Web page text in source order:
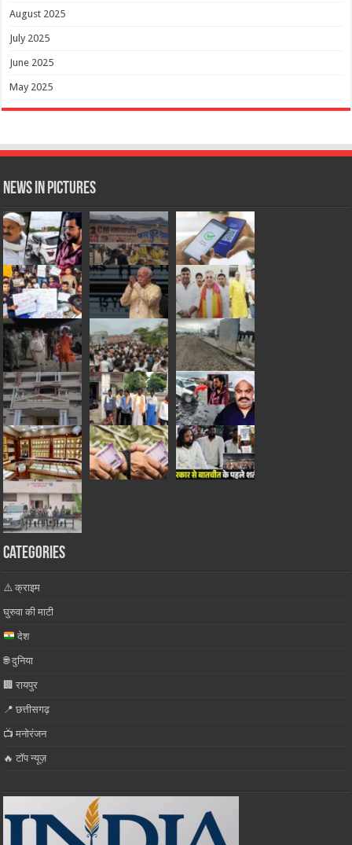
August 2025
July 2025
June 2025
May 2025
News in Pictures
Categories
⚠️ क्राइम
घुरुवा की माटी
देश
🌐 दुनिया
🏢 रायपुर
📍 छत्तीसगढ़
📺 मनोरंजन
🔥 टॉप न्यूज़